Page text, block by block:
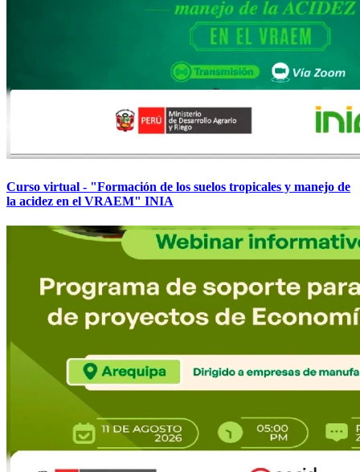
Curso virtual - "Formación de los suelos tropicales y manejo de
la acidez en el VRAEM" INIA